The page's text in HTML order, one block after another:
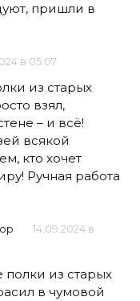
пришли в
в 05:07
из старых
взял,
– и всё!
всякой
кто хочет
Ручная работа
14.09.2024 в
полки из старых
в чумовой